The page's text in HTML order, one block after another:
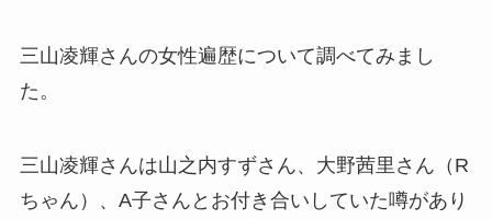
三山凌輝さんの女性遍歴について調べてみまし
た。
三山凌輝さんは山之内すずさん、大野茜里さん（R
ちゃん）、A子さんとお付き合いしていた噂があり